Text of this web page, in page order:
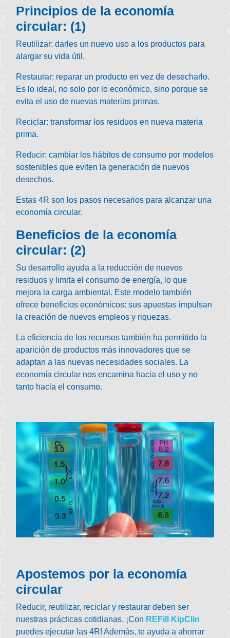
Principios de la economía
circular: (1)
Reutilizar: darles un nuevo uso a los productos para
alargar su vida útil.
Restaurar: reparar un producto en vez de desecharlo.
Es lo ideal, no solo por lo económico, sino porque se
evita el uso de nuevas materias primas.
Reciclar: transformar los residuos en nueva materia
prima.
Reducir: cambiar los hábitos de consumo por modelos
sostenibles que eviten la generación de nuevos
desechos.
Estas 4R son los pasos necesarios para alcanzar una
economía circular.
Beneficios de la economía
circular: (2)
Su desarrollo ayuda a la reducción de nuevos
residuos y limita el consumo de energía, lo que
mejora la carga ambiental. Este modelo también
ofrece beneficios económicos: sus apuestas impulsan
la creación de nuevos empleos y riquezas.
La eficiencia de los recursos también ha permitido la
aparición de productos más innovadores que se
adaptan a las nuevas necesidades sociales. La
economía circular nos encamina hacia el uso y no
tanto hacia el consumo.
Apostemos por la economía
circular
Reducir, reutilizar, reciclar y restaurar deben ser
nuestras prácticas cotidianas. ¡Con REFill KipClin
puedes ejecutar las 4R! Además, te ayuda a ahorrar